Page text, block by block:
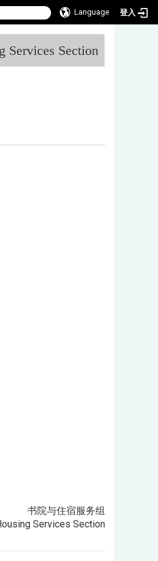
Language 登入
Services Section
书院与住宿服务组
Services Section